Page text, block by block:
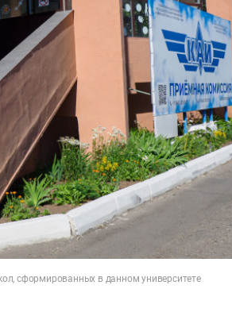
сформированных в данном университете